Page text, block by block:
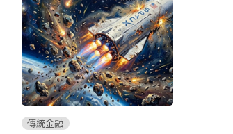
傳統金融